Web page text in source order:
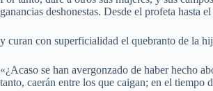
ganancias deshonestas. Desde el profeta hasta
y curan con superficialidad el quebranto de la
«¿Acaso se han avergonzado de haber hecho
tanto, caerán entre los que caigan; en el tiempo